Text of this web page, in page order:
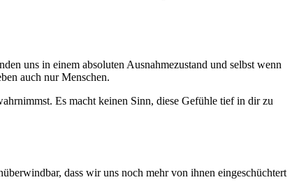
uns in einem absoluten Ausnahmezustand und selbst wenn
auch nur Menschen.
Es macht keinen Sinn, diese Gefühle tief in dir zu
dass wir uns noch mehr von ihnen eingeschüchtert